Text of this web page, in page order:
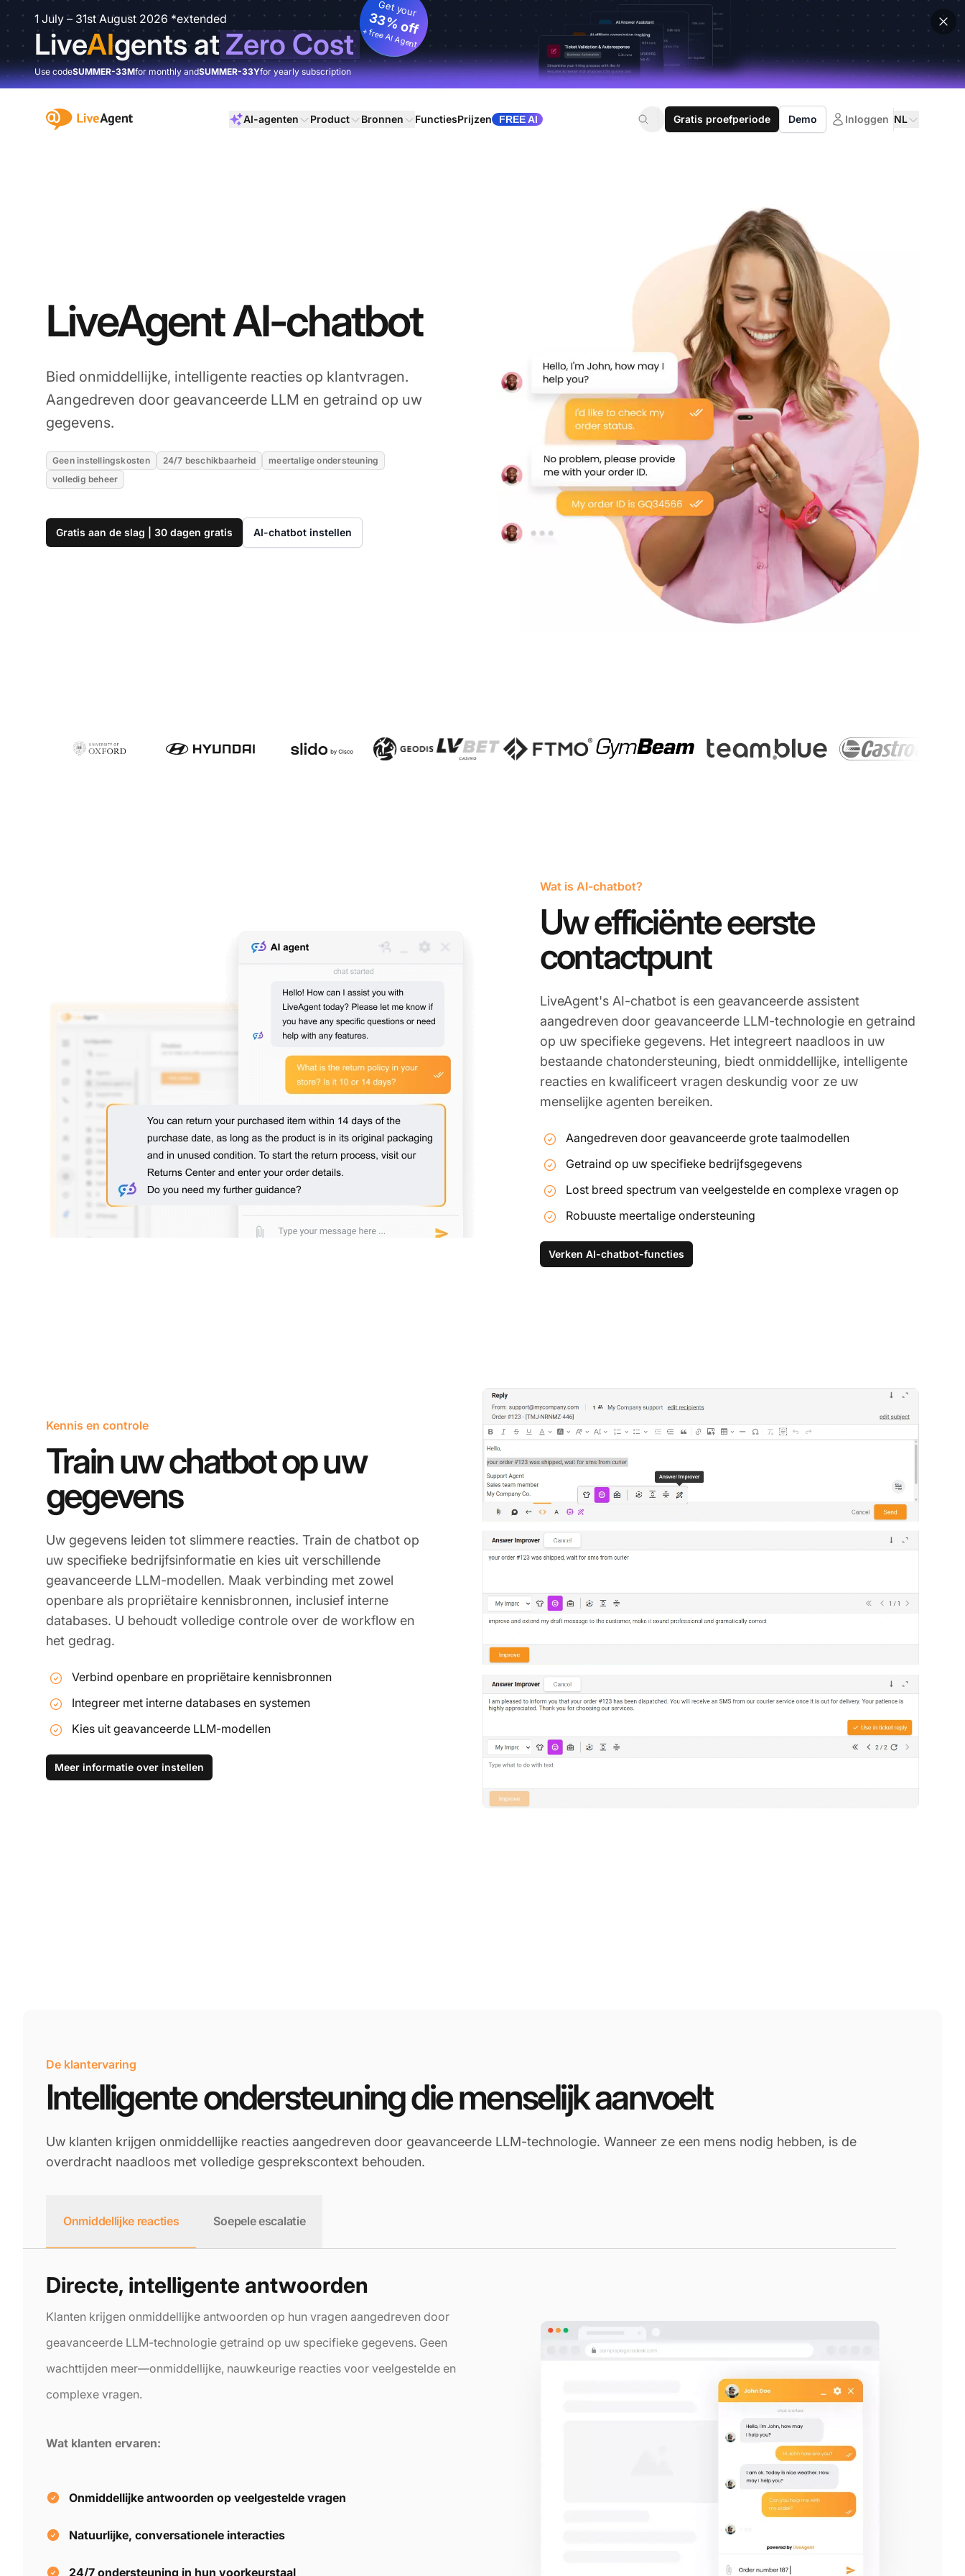
1 July – 31st August 2026 *extended
LiveAIgents atZero Cost
Get your
33% off
+ free AI Agent
Use codeSUMMER-33Mfor monthly andSUMMER-33Yfor yearly subscription
:site.title AI-agenten Product Bronnen FunctiesPrijzen FREE AI Gratis proefperiode Demo Inloggen NL
LiveAgent AI-chatbot
Bied onmiddellijke, intelligente reacties op klantvragen.
Aangedreven door geavanceerde LLM en getraind op uw
gegevens.
Geen instellingskosten 24/7 beschikbaarheid
meertalige ondersteuning
volledig beheer
Gratis aan de slag | 30 dagen gratis AI-chatbot instellen
Wat is AI-chatbot?
Uw efficiënte eerste
contactpunt
LiveAgent's AI-chatbot is een geavanceerde assistent
aangedreven door geavanceerde LLM-technologie en getraind
op uw specifieke gegevens. Het integreert naadloos in uw
bestaande chatondersteuning, biedt onmiddellijke, intelligente
reacties en kwalificeert vragen deskundig voor ze uw
menselijke agenten bereiken.
Aangedreven door geavanceerde grote taalmodellen
Getraind op uw specifieke bedrijfsgegevens
Lost breed spectrum van veelgestelde en complexe vragen op
Robuuste meertalige ondersteuning
Verken AI-chatbot-functies
Kennis en controle
Train uw chatbot op uw
gegevens
Uw gegevens leiden tot slimmere reacties. Train de chatbot op
uw specifieke bedrijfsinformatie en kies uit verschillende
geavanceerde LLM-modellen. Maak verbinding met zowel
openbare als propriëtaire kennisbronnen, inclusief interne
databases. U behoudt volledige controle over de workflow en
het gedrag.
Verbind openbare en propriëtaire kennisbronnen
Integreer met interne databases en systemen
Kies uit geavanceerde LLM-modellen
Meer informatie over instellen
De klantervaring
Intelligente ondersteuning die menselijk aanvoelt
Uw klanten krijgen onmiddellijke reacties aangedreven door geavanceerde LLM-technologie. Wanneer ze een mens nodig hebben, is de
overdracht naadloos met volledige gesprekscontext behouden.
Onmiddellijke reacties Soepele escalatie
Directe, intelligente antwoorden
Klanten krijgen onmiddellijke antwoorden op hun vragen aangedreven door
geavanceerde LLM-technologie getraind op uw specifieke gegevens. Geen
wachttijden meer—onmiddellijke, nauwkeurige reacties voor veelgestelde en
complexe vragen.
Wat klanten ervaren:
Onmiddellijke antwoorden op veelgestelde vragen
Natuurlijke, conversationele interacties
24/7 ondersteuning in hun voorkeurstaal